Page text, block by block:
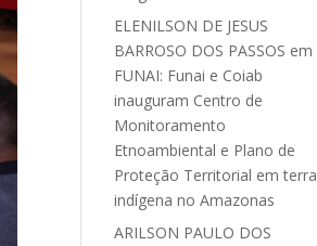
ELENILSON DE JESUS
BARROSO DOS PASSOS em
FUNAI: Funai e Coiab
inauguram Centro de
Monitoramento
Etnoambiental e Plano de
Proteção Territorial em terra
indígena no Amazonas
ARILSON PAULO DOS